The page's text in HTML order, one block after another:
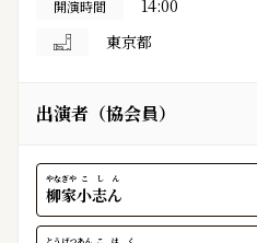
開演時間
14:00
東京都
出演者（協会員）
柳家
やなぎや
小志ん
こしん
とうげつあん こはく